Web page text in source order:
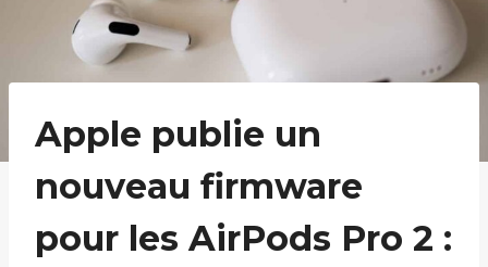
Apple publie un
nouveau firmware
pour les AirPods Pro 2 :